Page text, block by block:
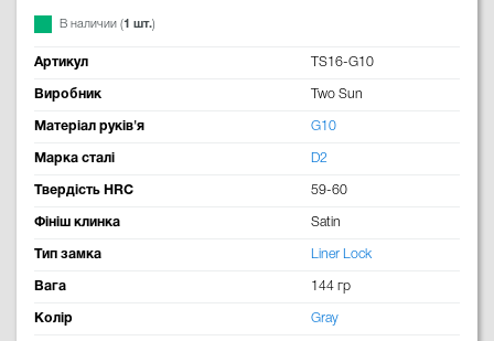
В наличии (1 шт.)
Артикул TS16-G10
Виробник Two Sun
Матеріал руків'я G10
Марка сталі D2
Твердість HRC 59-60
Фініш клинка Satin
Тип замка Liner Lock
Вага 144 гр
Колір Gray